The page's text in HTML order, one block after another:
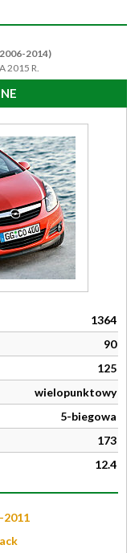
2014)
2015 R.
1364
90
125
wielopunktowy
5-biegowa
173
12.4
2011